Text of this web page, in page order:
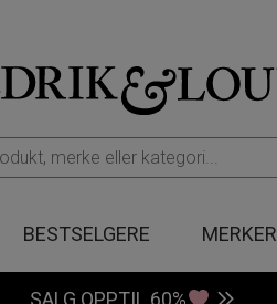
BESTSELGERE MERKER
SALG OPPTIL 60%